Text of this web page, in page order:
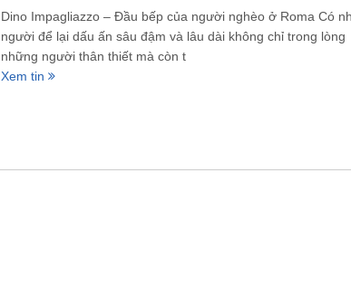
Dino Impagliazzo – Đầu bếp của người nghèo ở Roma Có
người để lại dấu ấn sâu đậm và lâu dài không chỉ trong lòng
những người thân thiết mà còn t
Xem tin